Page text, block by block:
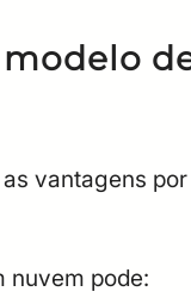
vantagens
nuvem pode: